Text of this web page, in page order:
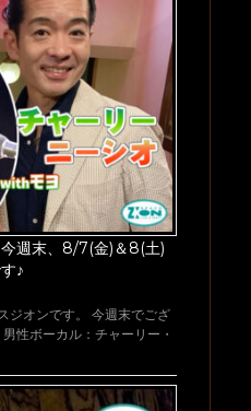
週末、8/7(金)＆8(土)
♪
ジオンです。 今週末でござ
性ボーカル：チャーリー・